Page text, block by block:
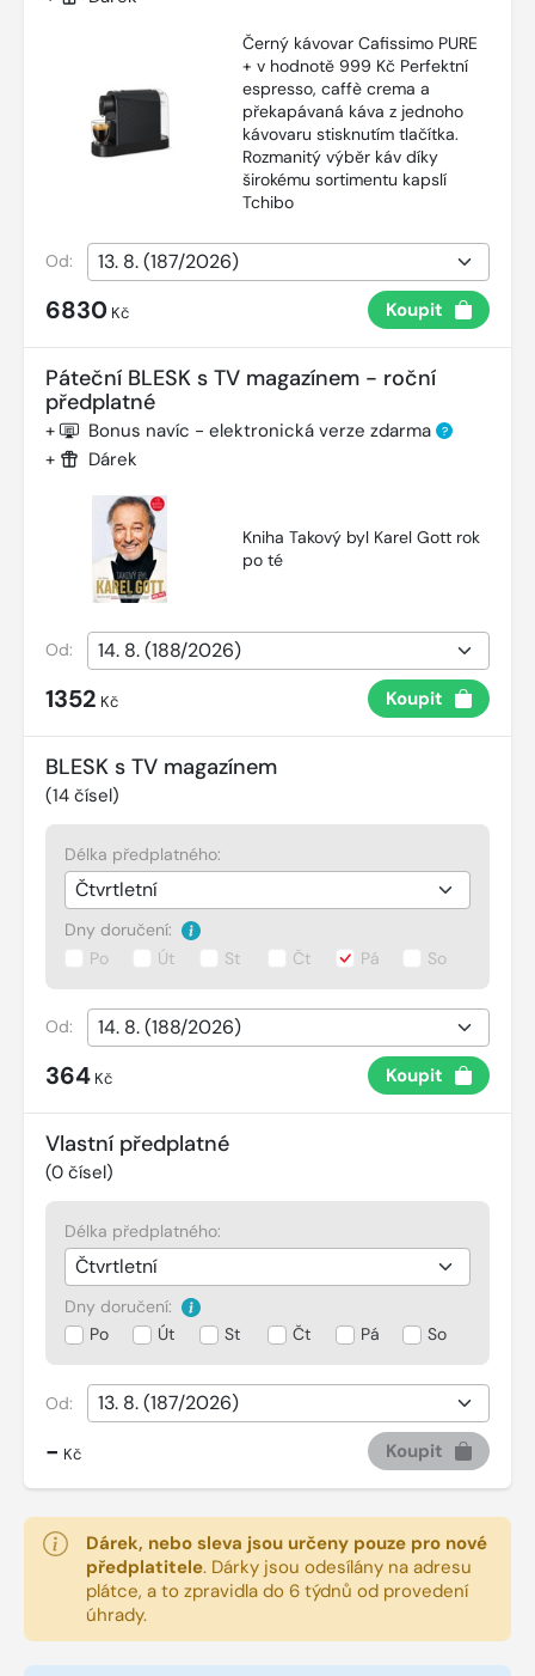
Černý kávovar Cafissimo PURE
+ v hodnotě 999 Kč Perfektní
espresso, caffè crema a
překapávaná káva z jednoho
kávovaru stisknutím tlačítka.
Rozmanitý výběr káv díky
širokému sortimentu kapslí
Tchibo
Od:
6830 Kč Koupit
Páteční BLESK s TV magazínem - roční
předplatné
+ Bonus navíc - elektronická verze zdarma ?
+ Dárek
Kniha Takový byl Karel Gott rok
po té
Od:
1352 Kč Koupit
BLESK s TV magazínem
(14 čísel)
Délka předplatného:
Dny doručení:
Po
Út St Čt Pá So
Od:
364 Kč Koupit
Vlastní předplatné
(0 čísel)
Délka předplatného:
Dny doručení:
Po
Út St Čt Pá So
Od:
- Kč Koupit
Dárek, nebo sleva jsou určeny pouze pro nové
předplatitele. Dárky jsou odesílány na adresu
plátce, a to zpravidla do 6 týdnů od provedení
úhrady.